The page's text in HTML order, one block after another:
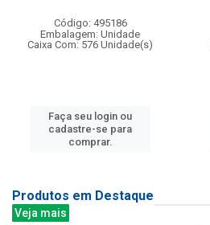
Código: 495186
Embalagem: Unidade
Caixa Com: 576 Unidade(s)
Faça seu login ou
cadastre-se para
comprar.
Produtos em Destaque
Veja mais